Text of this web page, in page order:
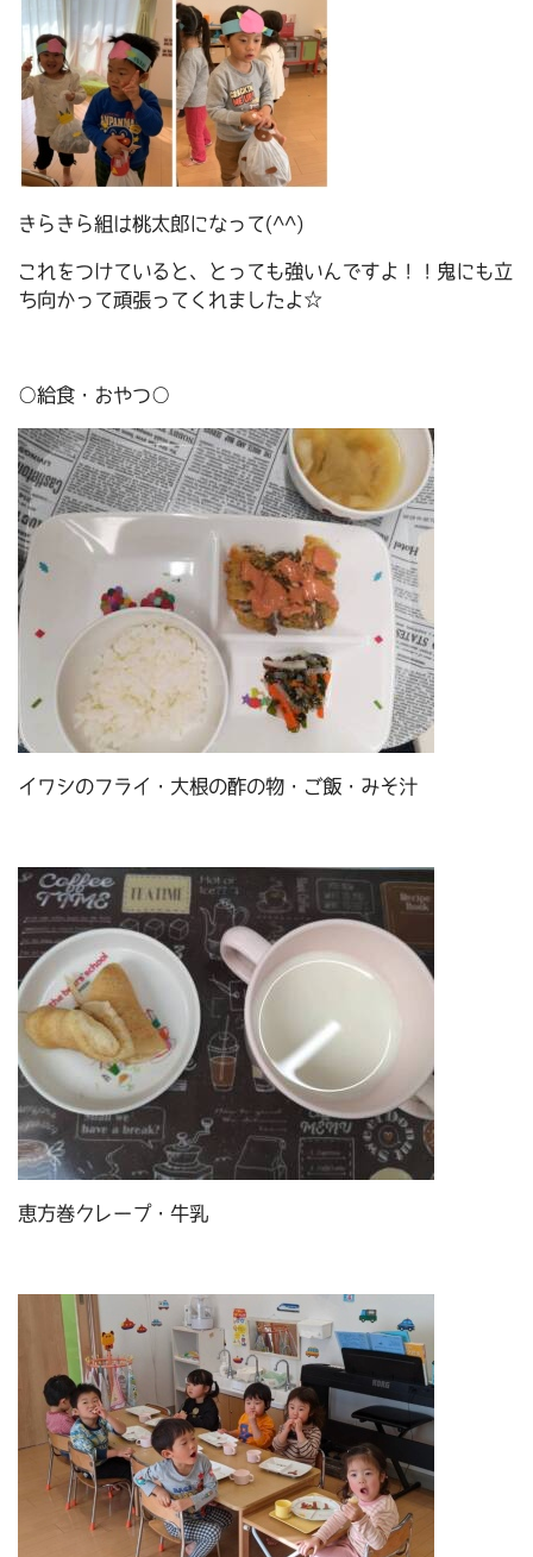
きらきら組は桃太郎になって(^^)
これをつけていると、とっても強いんですよ！！鬼にも立
ち向かって頑張ってくれましたよ☆
○給食・おやつ○
イワシのフライ・大根の酢の物・ご飯・みそ汁
恵方巻クレープ・牛乳